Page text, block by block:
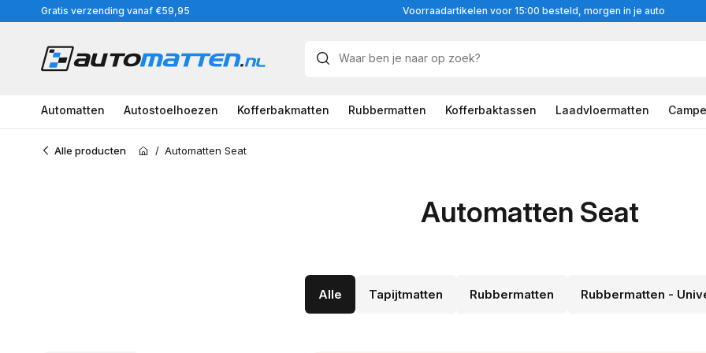
naar
Gratis verzending vanaf €59,95 Voorraadartikelen voor 15:00 besteld, morgen in je auto
Automatten Autostoelhoezen Kofferbakmatten Rubbermatten Kofferbaktassen Laadvloermatten
Home
Alle producten / Automatten Seat
Automatten Seat
Alle Tapijtmatten Rubbermatten Rubbermatten -